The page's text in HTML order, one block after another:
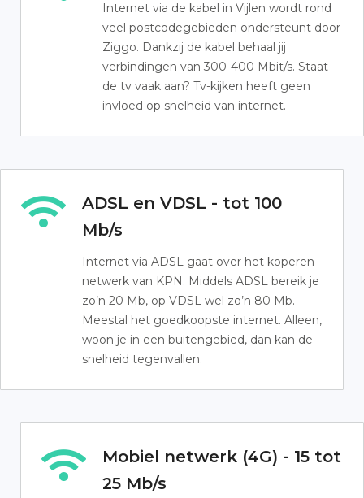
Internet via de kabel in Vijlen wordt rond
veel postcodegebieden ondersteunt door
Ziggo. Dankzij de kabel behaal jij
verbindingen van 300-400 Mbit/s. Staat
de tv vaak aan? Tv-kijken heeft geen
invloed op snelheid van internet.
ADSL en VDSL - tot 100
Mb/s
Internet via ADSL gaat over het koperen
netwerk van KPN. Middels ADSL bereik je
zo’n 20 Mb, op VDSL wel zo’n 80 Mb.
Meestal het goedkoopste internet. Alleen,
woon je in een buitengebied, dan kan de
snelheid tegenvallen.
Mobiel netwerk (4G) - 15 tot
25 Mb/s